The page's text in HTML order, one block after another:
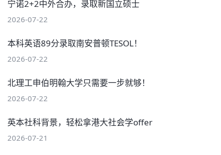
宁诺2+2中外合办，录取新国立硕士
2026-07-22
本科英语89分录取南安普顿TESOL！
2026-07-22
北理工申伯明翰大学只需要一步就够！
2026-07-22
英本社科背景，轻松拿港大社会学offer
2026-07-21